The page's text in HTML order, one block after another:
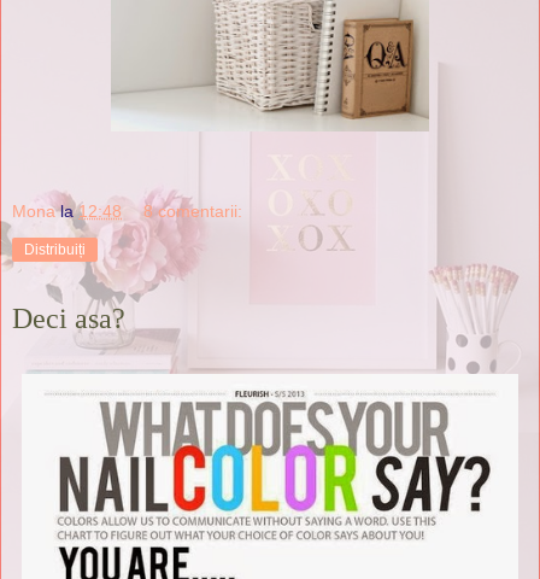
Mona la12:48 8 comentarii:
Distribuiți
Deci asa?